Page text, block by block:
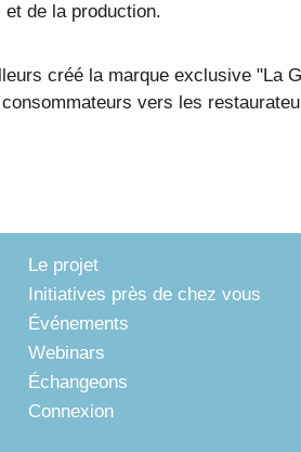
de la production.
créé la marque exclusive "La
vers les
Le projet
Initiatives près de chez vous
Événements
Webinars
Échangeons
Connexion